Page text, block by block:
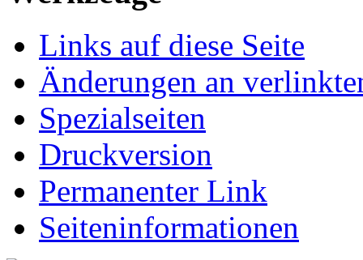
Links auf diese Seite
Änderungen an
Spezialseiten
Druckversion
Permanenter Link
Seiten­informationen